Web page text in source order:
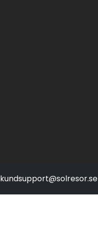
kundsupport@solresor.se